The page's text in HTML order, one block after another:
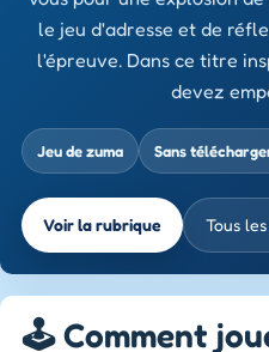
le jeu d'adresse et de
l'épreuve. Dans ce titre
devez
Jeu de zuma Sans
Voir la rubrique Tous
🕹️ Comment